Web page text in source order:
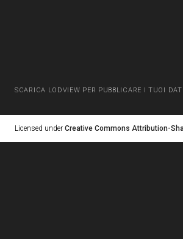
SCARICA LODVIEW PER PUBBLICARE I TUOI DATI
Licensed under Creative Commons Attribution-